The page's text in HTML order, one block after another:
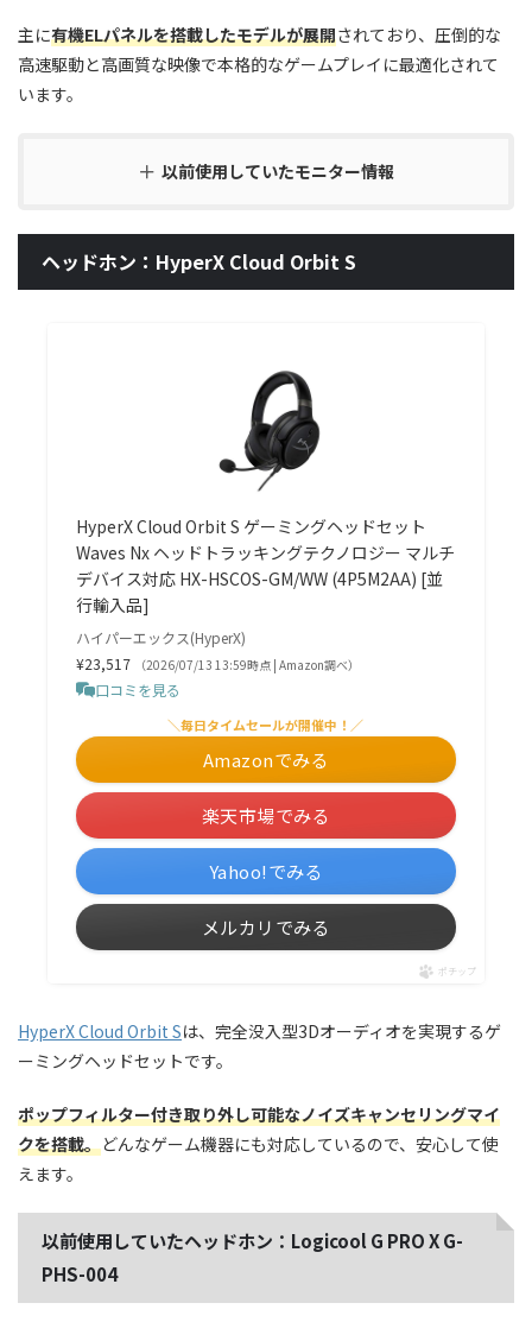
主に有機ELパネルを搭載したモデルが展開されており、圧倒的な
高速駆動と高画質な映像で本格的なゲームプレイに最適化されて
います。
以前使用していたモニター情報
ヘッドホン：HyperX Cloud Orbit S
HyperX Cloud Orbit S ゲーミングヘッドセット
Waves Nx ヘッドトラッキングテクノロジー マルチ
デバイス対応 HX-HSCOS-GM/WW (4P5M2AA) [並
行輸入品]
ハイパーエックス(HyperX)
¥23,517
（2026/07/13 13:59時点 | Amazon調べ）
口コミを見る
＼毎日タイムセールが開催中！／
Amazonでみる
楽天市場でみる
Yahoo!でみる
メルカリでみる
ポチップ
HyperX Cloud Orbit Sは、完全没入型3Dオーディオを実現するゲ
ーミングヘッドセットです。
ポップフィルター付き取り外し可能なノイズキャンセリングマイ
クを搭載。どんなゲーム機器にも対応しているので、安心して使
えます。
以前使用していたヘッドホン：Logicool G PRO X G-
PHS-004